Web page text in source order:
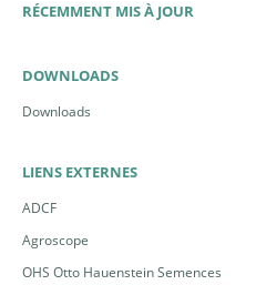
RÉCEMMENT MIS À JOUR
DOWNLOADS
Downloads
LIENS EXTERNES
ADCF
Agroscope
OHS Otto Hauenstein Semences